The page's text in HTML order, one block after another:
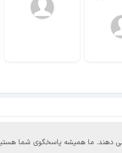
می دهند. ما همیشه پاسخگوی شما